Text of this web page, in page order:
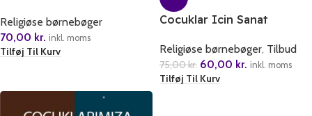
Religiøse børnebøger
70,00 kr. inkl. moms
Tilføj Til Kurv
Cocuklar Icin Sanat
Religiøse børnebøger, Tilbud
75,00kr. 60,00 kr. inkl. moms
Tilføj Til Kurv